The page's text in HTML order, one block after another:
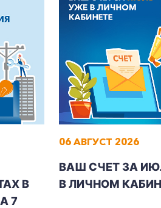
В
7
06 АВГУСТ 2026
ВАШ СЧЕТ ЗА
В ЛИЧНОМ